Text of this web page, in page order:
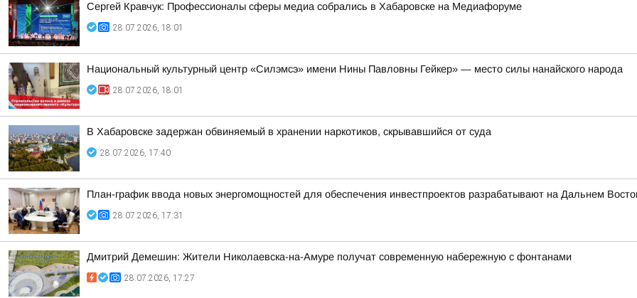
Сергей Кравчук: Профессионалы сферы медиа собрались в Хабаровске на Медиафоруме
28.07.2026, 18:01
Национальный культурный центр «Силэмсэ» имени Нины Павловны Гейкер» — место силы нанайского народа
28.07.2026, 18:01
В Хабаровске задержан обвиняемый в хранении наркотиков, скрывавшийся от суда
28.07.2026, 17:40
План-график ввода новых энергомощностей для обеспечения инвестпроектов разрабатывают на Дальнем
28.07.2026, 17:31
Дмитрий Демешин: Жители Николаевска-на-Амуре получат современную набережную с фонтанами
28.07.2026, 17:27